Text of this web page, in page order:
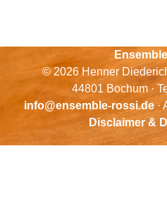
© 2026 Henner
44801 Bochum ·
info@ensemble-rossi.de·
Disclaimer &